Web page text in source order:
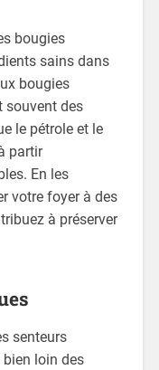
bougies
sains dans
bougies
souvent des
le pétrole et le
partir
En les
votre foyer à des
à préserver
senteurs
loin des